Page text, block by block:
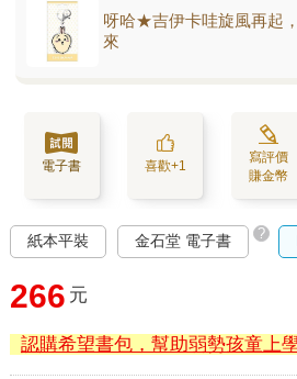
呀哈★吉伊卡哇旋風再起
來
電子書 喜歡+1
寫評價
賺金幣
紙本平裝 金石堂 電子書 ?
266 元
認購希望書包，幫助弱勢孩童上